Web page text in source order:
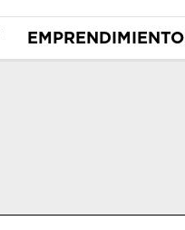
EMPRENDIMIENTO